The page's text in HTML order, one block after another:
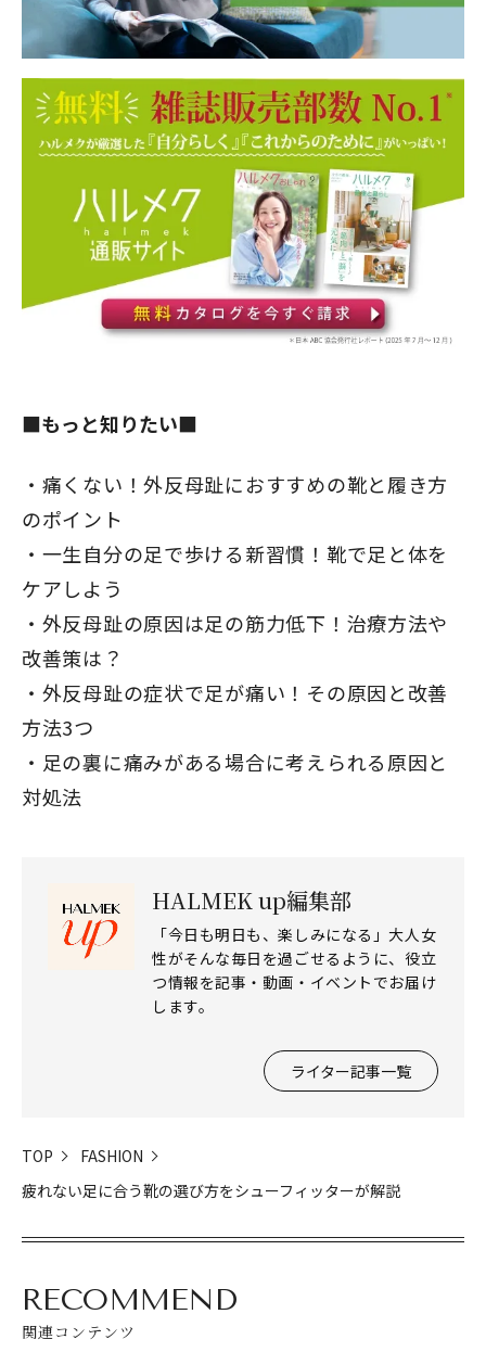
■もっと知りたい■
痛くない！外反母趾におすすめの靴と履き方
のポイント
一生自分の足で歩ける新習慣！靴で足と体を
ケアしよう
外反母趾の原因は足の筋力低下！治療方法や
改善策は？
外反母趾の症状で足が痛い！その原因と改善
方法3つ
足の裏に痛みがある場合に考えられる原因と
対処法
HALMEK up編集部
「今日も明日も、楽しみになる」大人女
性がそんな毎日を過ごせるように、役立
つ情報を記事・動画・イベントでお届け
します。
ライター記事一覧
TOP
FASHION
疲れない足に合う靴の選び方をシューフィッターが解説
RECOMMEND
関連コンテンツ